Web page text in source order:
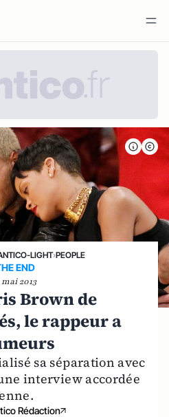
LIGHT›PEOPLE
END
mai 2013
Brown de
le rappeur a
sa séparation avec
interview accordée
Rédaction